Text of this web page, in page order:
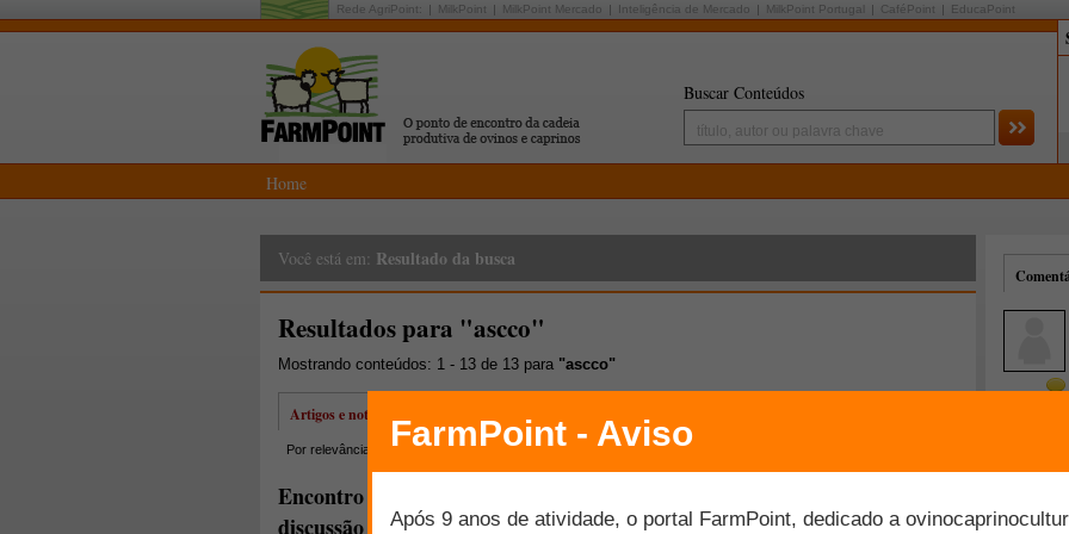
Rede AgriPoint: MilkPoint MilkPoint Mercado Inteligência de Mercado MilkPoint Portugal CaféPoint EducaPoint
Buscar Conteúdos
Home
Você está em: Resultado da busca
Resultados para "ascco"
Mostrando conteúdos: 1 - 13 de 13 para "ascco"
Artigos e notícias
Por relevância Por data Mais lidos Mais comentados Melhor avaliados
Encontro reuniu Ovinocultores da Região Centro - Sul Fluminense:
discussão do programa Rio ovinos, palestras e entrega de cartilhas